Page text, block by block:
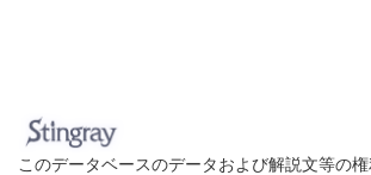
このデータベースのデータおよび解説文等の